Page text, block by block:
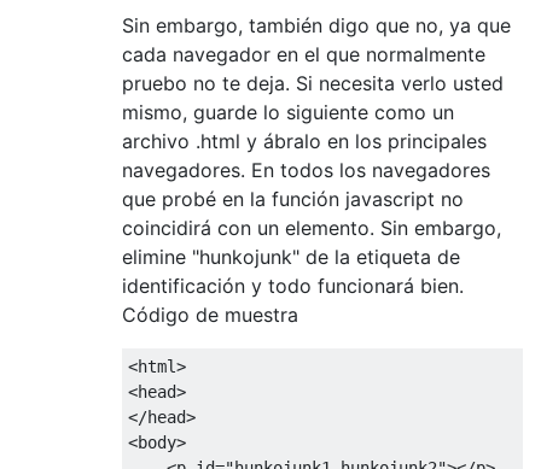
Sin embargo, también digo que no, ya que
cada navegador en el que normalmente
pruebo no te deja. Si necesita verlo usted
mismo, guarde lo siguiente como un
archivo .html y ábralo en los principales
navegadores. En todos los navegadores
que probé en la función javascript no
coincidirá con un elemento. Sin embargo,
elimine "hunkojunk" de la etiqueta de
identificación y todo funcionará bien.
Código de muestra
<html>
<head>
</head>
<body>